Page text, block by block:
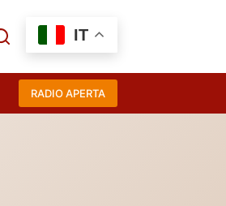
IT
RADIO APERTA